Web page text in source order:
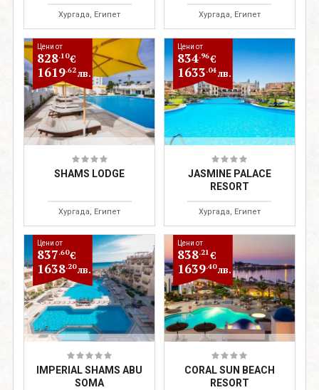
Хургада, Египет Хургада, Египет
Цени от
828.10€
1619.62лв.
SHAMS LODGE
Хургада, Египет
Цени от
834.96€
1633.04лв.
JASMINE PALACE
RESORT
Хургада, Египет
Цени от
837.60€
1638.20лв.
IMPERIAL SHAMS ABU
SOMA
Цени от
838.21€
1639.40лв.
CORAL SUN BEACH
RESORT